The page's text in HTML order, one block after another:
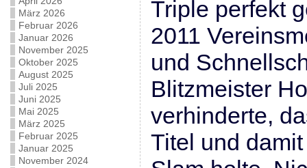
März 2026
Februar 2026
Januar 2026
November 2025
Oktober 2025
August 2025
Juli 2025
Juni 2025
Mai 2025
März 2025
Februar 2025
Januar 2025
November 2024
Triple perfekt
2011
und
Blitzmeister
verhinderte,
Titel und